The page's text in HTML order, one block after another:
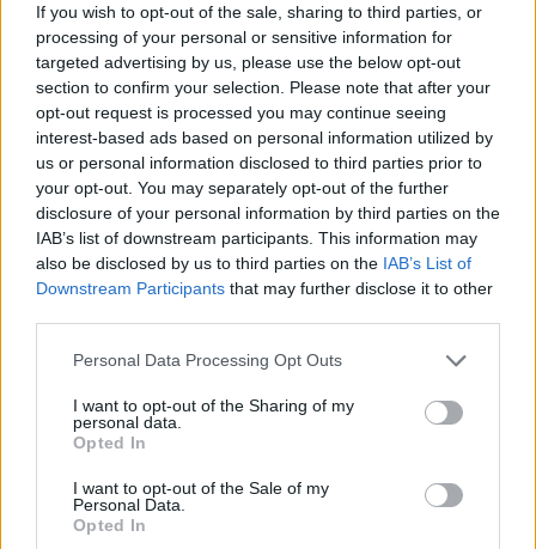
If you wish to opt-out of the sale, sharing to third parties, or
processing of your personal or sensitive information for
targeted advertising by us, please use the below opt-out
section to confirm your selection. Please note that after your
opt-out request is processed you may continue seeing
interest-based ads based on personal information utilized by
us or personal information disclosed to third parties prior to
your opt-out. You may separately opt-out of the further
disclosure of your personal information by third parties on the
IAB’s list of downstream participants. This information may
also be disclosed by us to third parties on the IAB’s List of
Downstream Participants that may further disclose it to other
Personal Data Processing Opt Outs
I want to opt-out of the Sharing of my
personal data.
Opted In
I want to opt-out of the Sale of my
Personal Data.
Opted In
Celníci odhalili gang překupníků papoušků, zajistili
stovku ptáků
5.8.2026 20:13 (ČTK)
Celníci odhalili gang
překupníků chráněných druhů
papoušků působící v několika
krajích a zajistili asi stovku
ptáků. S odchytem a
zajištěním zvířat celníkům pomohly zoo v Praze, Zlíně a Ostravě. V
ostravské zahradě také papoušci nalezli dočasné útočiště. V
tiskové zprávě nawebucelníků to oznámila mluvčí Celní správy ČR
Martina Kaňková. Případem se zabývá policie.
pronásledovali velrybáře
Islandské úřady nařídily
vyhoštění 21 aktivistů
pobřežní stráž s policií zabavily
jejich loď, která pronásledovala velrybářské plavidlo. Pasažéři lodi
patřící nadaci kanadsko-amerického ekologického aktivisty Paula